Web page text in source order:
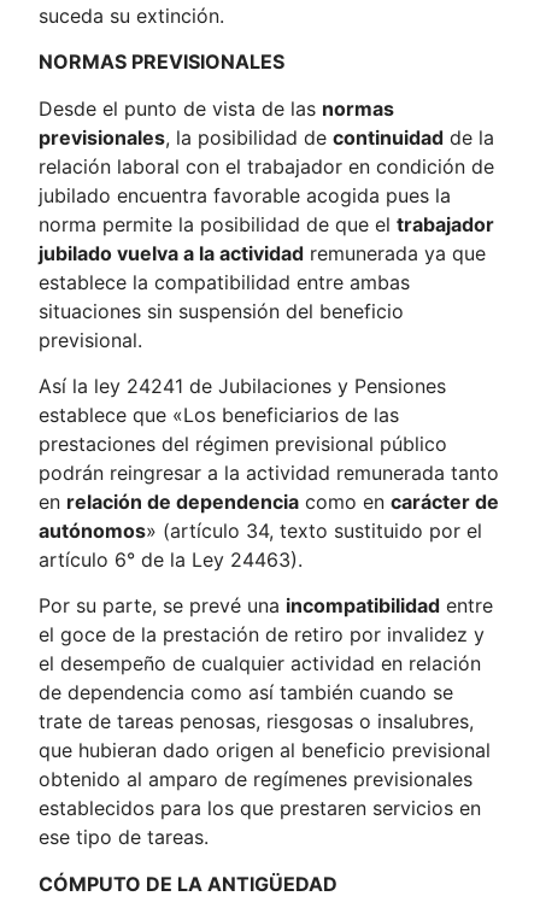
suceda su extinción.
NORMAS PREVISIONALES
Desde el punto de vista de las normas
previsionales, la posibilidad decontinuidad de la
relación laboral con el trabajador en condición de
jubilado encuentra favorable acogida pues la
norma permite la posibilidad de que eltrabajador
jubilado vuelva a la actividad remunerada ya que
establece la compatibilidad entre ambas
situaciones sin suspensión del beneficio
previsional.
Así la ley 24241 de Jubilaciones y Pensiones
establece que «Los beneficiarios de las
prestaciones del régimen previsional público
podrán reingresar a la actividad remunerada tanto
en relación de dependencia como encarácter de
autónomos» (artículo 34, texto sustituido por el
artículo 6° de la Ley 24463).
Por su parte, se prevé una incompatibilidad entre
el goce de la prestación de retiro por invalidez y
el desempeño de cualquier actividad en relación
de dependencia como así también cuando se
trate de tareas penosas, riesgosas o insalubres,
que hubieran dado origen al beneficio previsional
obtenido al amparo de regímenes previsionales
establecidos para los que prestaren servicios en
ese tipo de tareas.
CÓMPUTO DE LA ANTIGÜEDAD